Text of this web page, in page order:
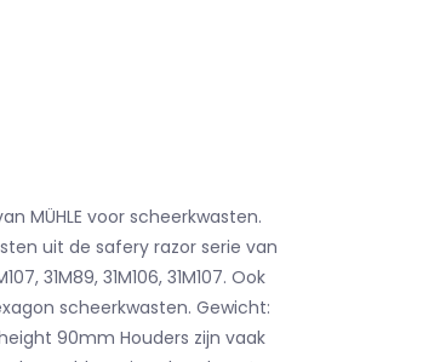
MÜHLE voor scheerkwasten.
uit de safery razor serie van
31M89, 31M106, 31M107. Ook
scheerkwasten. Gewicht:
90mm Houders zijn vaak